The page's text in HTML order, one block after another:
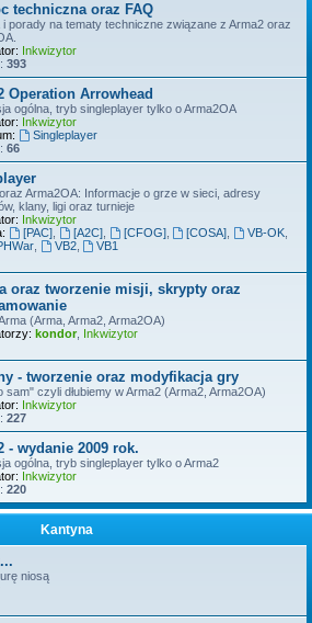
techniczna oraz FAQ
i porady na tematy techniczne związane z Arma2 oraz
Inkwizytor
393
Operation Arrowhead
ogólna, tryb singleplayer tylko o Arma2OA
Inkwizytor
Singleplayer
66
Arma2OA: Informacje o grze w sieci, adresy
klany, ligi oraz turnieje
Inkwizytor
[PAC], [A2C], [CFOG], [COSA] VB-OK
, VB2,
VB1
oraz tworzenie misji, skrypty oraz
(Arma, Arma2, Arma2OA)
kondor, Inkwizytor
- tworzenie oraz modyfikacja gry
sam" czyli dłubiemy w Arma2 (Arma2, Arma2OA)
Inkwizytor
227
- wydanie 2009 rok.
ogólna, tryb singleplayer tylko o Arma2
Inkwizytor
220
Kantyna
niosą